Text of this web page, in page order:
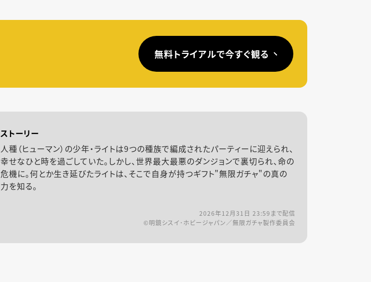
無料トライアルで今すぐ観る
ストーリー
人種（ヒューマン）の少年・ライトは9つの種族で編成されたパーティーに迎えられ、
幸せなひと時を過ごしていた。しかし、世界最大最悪のダンジョンで裏切られ、命の
危機に。何とか生き延びたライトは、そこで自身が持つギフト"無限ガチャ"の真の
力を知る。
2026年12月31日 23:59 まで配信
©明鏡シスイ･ホビージャパン／無限ガチャ製作委員会